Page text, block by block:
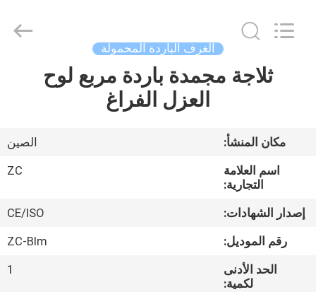
الصفحة
منتجات
معلومات
عنا
جولة
الغرف الباردة المحمولة
ثلاجة مجمدة باردة مربع لوح
العزل الفراغ
مكان المنشأ:
الصين
اسم العلامة
التجارية:
ZC
إصدار الشهادات:
CE/ISO
رقم الموديل:
ZC-Blm
الحد الأدنى
لكمية:
1